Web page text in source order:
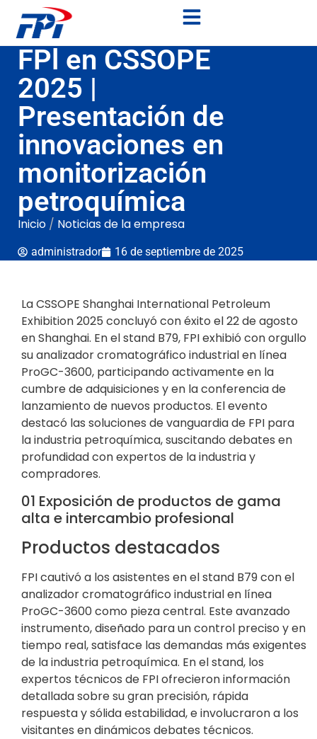
FPl en CSSOPE
2025 |
Presentación de
innovaciones en
monitorización
petroquímica
Inicio / Noticias de la empresa
administrador 16 de septiembre de 2025
La CSSOPE Shanghai International Petroleum
Exhibition 2025 concluyó con éxito el 22 de agosto
en Shanghai. En el stand B79, FPI exhibió con orgullo
su analizador cromatográfico industrial en línea
ProGC-3600, participando activamente en la
cumbre de adquisiciones y en la conferencia de
lanzamiento de nuevos productos. El evento
destacó las soluciones de vanguardia de FPI para
la industria petroquímica, suscitando debates en
profundidad con expertos de la industria y
compradores.
01 Exposición de productos de gama
alta e intercambio profesional
Productos destacados
FPI cautivó a los asistentes en el stand B79 con el
analizador cromatográfico industrial en línea
ProGC-3600 como pieza central. Este avanzado
instrumento, diseñado para un control preciso y en
tiempo real, satisface las demandas más exigentes
de la industria petroquímica. En el stand, los
expertos técnicos de FPI ofrecieron información
detallada sobre su gran precisión, rápida
respuesta y sólida estabilidad, e involucraron a los
visitantes en dinámicos debates técnicos.